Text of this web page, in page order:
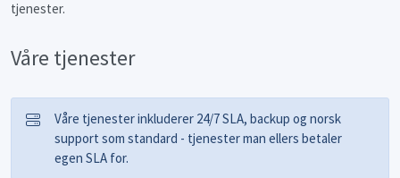
tjenester.
Våre tjenester
Våre tjenester inkluderer 24/7 SLA, backup og norsk
support som standard - tjenester man ellers betaler
egen SLA for.